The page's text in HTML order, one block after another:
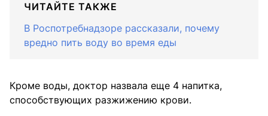
ЧИТАЙТЕ ТАКЖЕ
В Роспотребнадзоре рассказали, почему
вредно пить воду во время еды
Кроме воды, доктор назвала еще 4 напитка,
способствующих разжижению крови.